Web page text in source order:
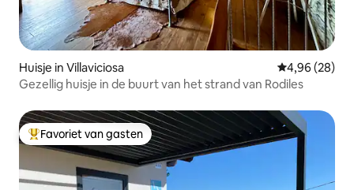
Huisje in Villaviciosa Gemiddelde
4,96 (28)
Gezellig huisje in de buurt van het strand van Rodiles
Topfavoriet van gasten
Favoriet van gasten